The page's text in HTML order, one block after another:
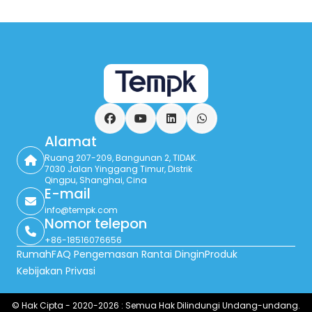
FacebookYouTubeLinkedInAda apa
Alamat
Ruang 207-209, Bangunan 2, TIDAK.
7030 Jalan Yinggang Timur, Distrik
Qingpu, Shanghai, Cina
E-mail
info@tempk.com
Nomor telepon
+86-18516076656
RumahFAQ Pengemasan Rantai DinginProduk
Kebijakan Privasi
© Hak Cipta - 2020-2026 : Semua Hak Dilindungi Undang-undang.